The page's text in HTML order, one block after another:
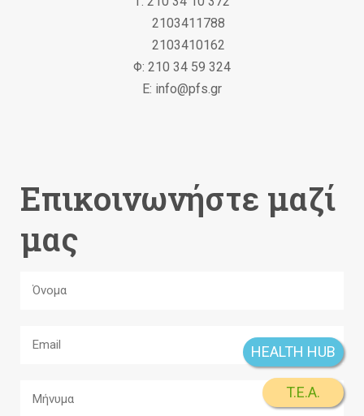
2103411788
2103410162
Φ: 210 34 59 324
Ε: info@pfs.gr
Επικοινωνήστε μαζί
μας
T.E.A.
HEALTH HUB